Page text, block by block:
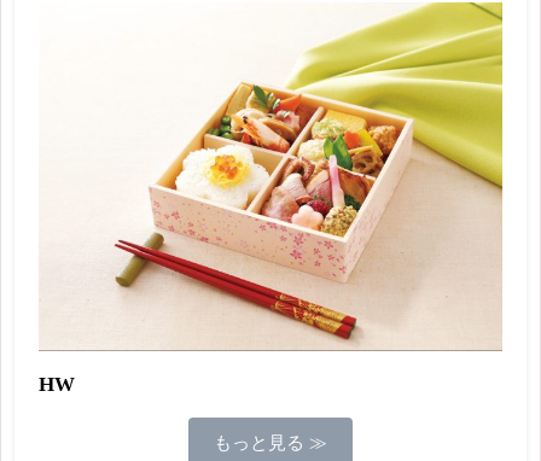
HW
もっと見る ≫